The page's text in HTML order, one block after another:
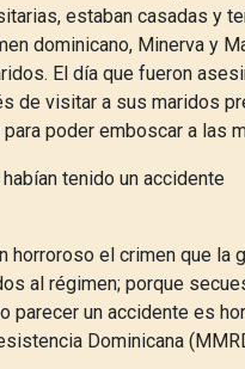
estaban casadas y
dominicano, Minerva y
El día que fueron
de visitar a sus maridos
poder emboscar a las
tenido un accidente
horroroso el crimen que la
al régimen; porque
parecer un accidente es
Dominicana